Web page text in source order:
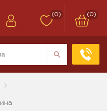
(0) (0)